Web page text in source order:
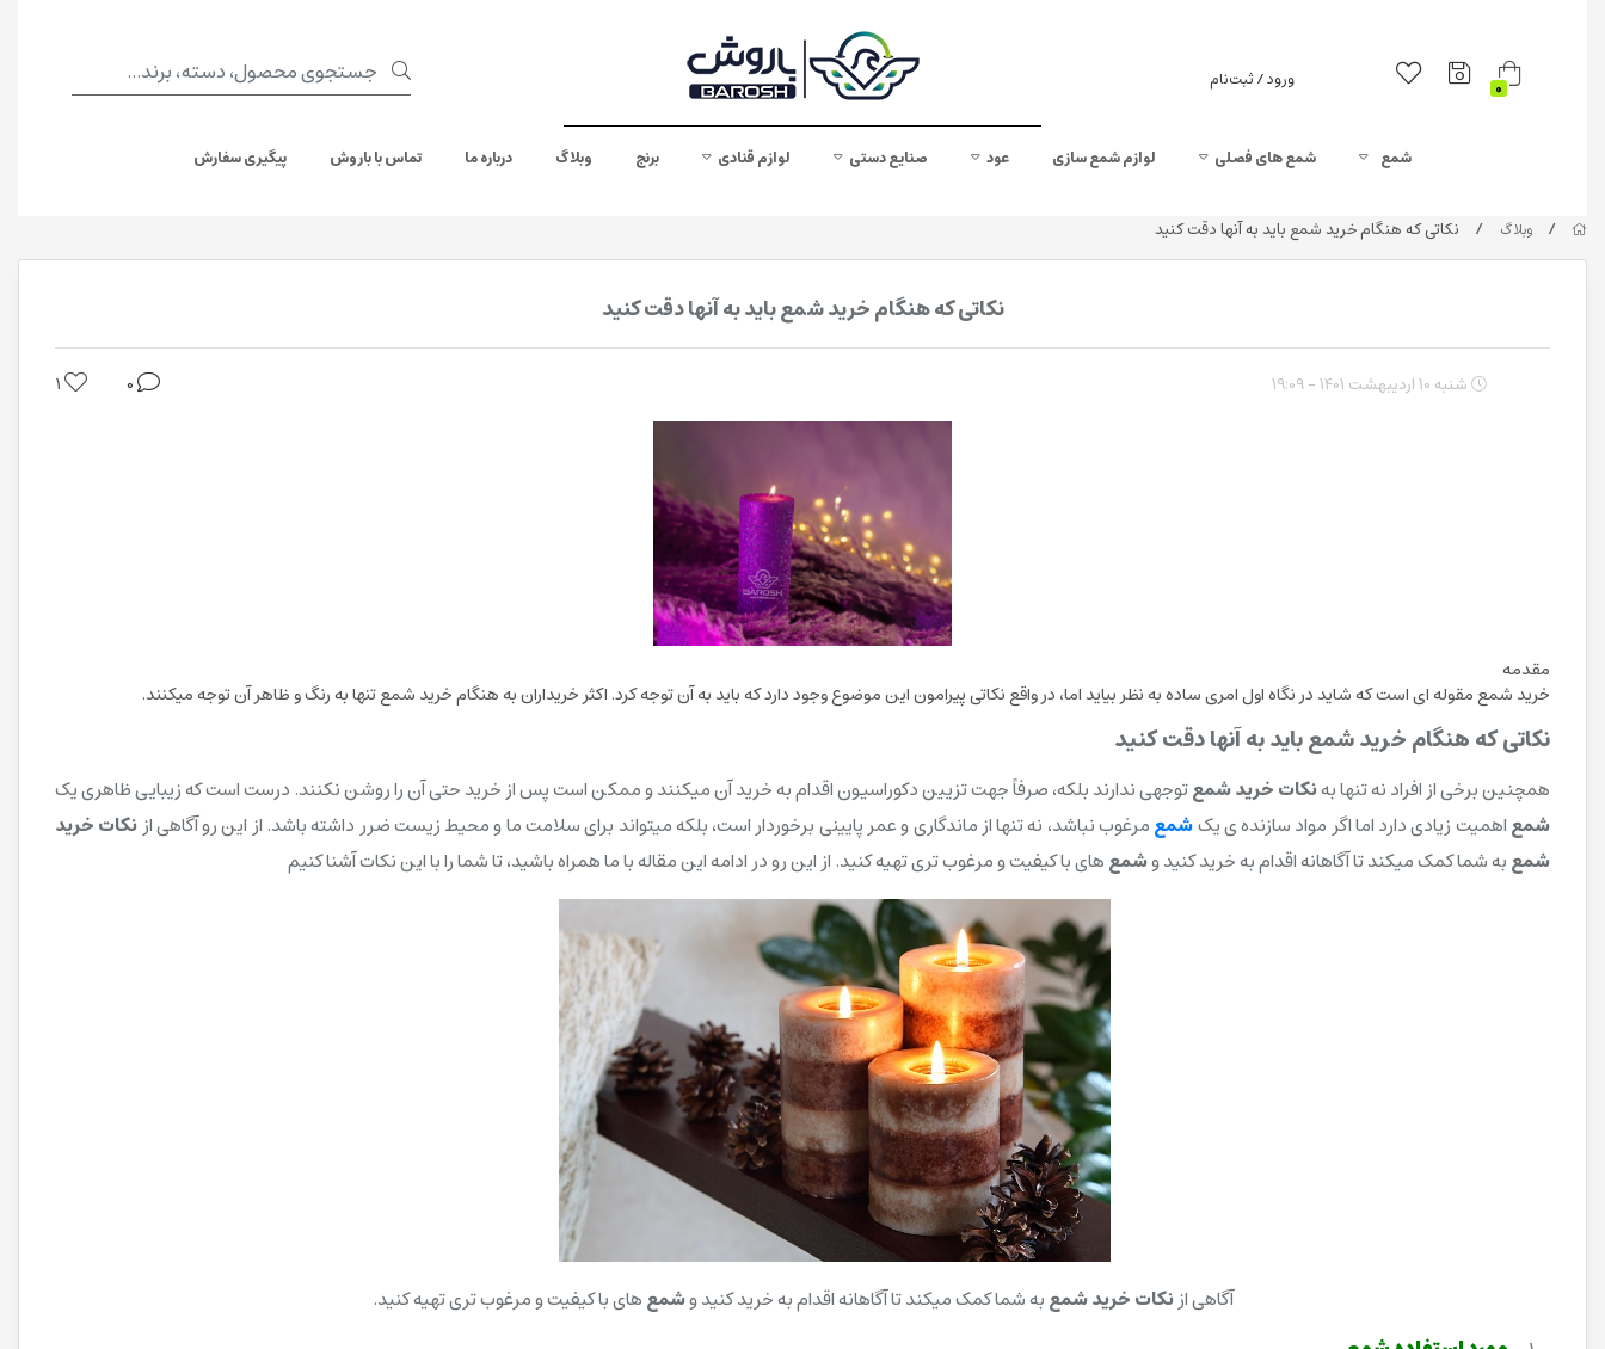
0 ورود / ثبت‌نام
شمع شمع های فصلی لوازم شمع سازی عود صنایع دستی لوازم قنادی برنج وبلاگ درباره ما تماس با باروش پیگیری سفارش
/ وبلاگ / نکاتی که هنگام خرید شمع باید به آنها دقت کنید
نکاتی که هنگام خرید شمع باید به آنها دقت کنید
شنبه 10 اردیبهشت 1401 - 19:09 0
1
مقدمه
خرید شمع مقوله ای است که شاید در نگاه اول امری ساده به نظر بیاید اما، در واقع نکاتی پیرامون این موضوع وجود دارد که باید به آن توجه کرد. اکثر خریداران به هنگام خرید شمع تنها به رنگ و ظاهر آن توجه میکنند.
نکاتی که هنگام خرید شمع باید به آنها دقت کنید
همچنین برخی از افراد نه تنها بهنکاتخرید شمعتوجهی ندارند بلکه، صرفاً جهت تزیین دکوراسیون اقدام به خرید آن میکنند و ممکن است پس از خرید حتی آن را روشن نکنند. درست است که زیبایی ظاهری یک
شمعاهمیت زیادی دارد اما اگر مواد سازنده ی یکشمعمرغوب نباشد، نه تنها از ماندگاری و عمر پایینی برخوردار است، بلکه میتواند برای سلامت ما و محیط زیست ضرر داشته باشد. از این رو آگاهی ازنکات خرید
شمعبه شما کمک میکند تا آگاهانه اقدام به خرید کنید وشمعهای با کیفیت و مرغوب تری تهیه کنید. از این رو در ادامه این مقاله با ما همراه باشید، تا شما را با این نکات آشنا کنیم
آگاهی ازنکات خرید شمعبه شما کمک میکند تا آگاهانه اقدام به خرید کنید وشمعهای با کیفیت و مرغوب تری تهیه کنید.